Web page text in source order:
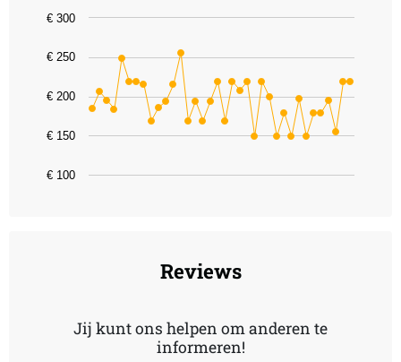
Chart
Line chart with 36 data points.
The chart has 1 X axis displaying categories.
The chart has 1 Y axis displaying values. Data ranges from 149 to
€ 100
€ 150
€ 200
€ 250
€ 300
Reviews
Jij kunt ons helpen om anderen te
informeren!